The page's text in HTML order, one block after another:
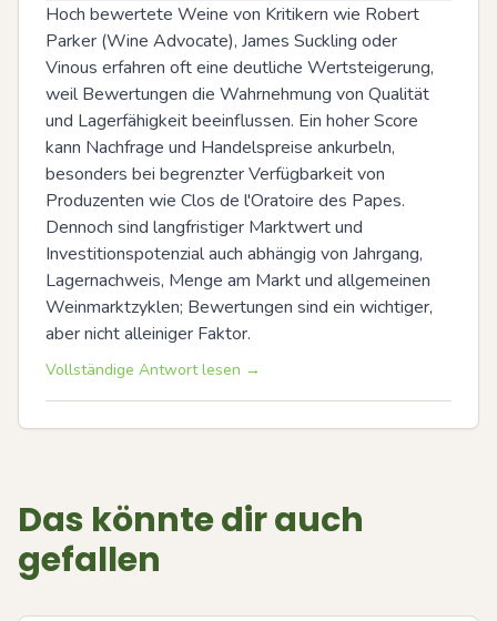
Hoch bewertete Weine von Kritikern wie Robert
Parker (Wine Advocate), James Suckling oder
Vinous erfahren oft eine deutliche Wertsteigerung,
weil Bewertungen die Wahrnehmung von Qualität
und Lagerfähigkeit beeinflussen. Ein hoher Score
kann Nachfrage und Handelspreise ankurbeln,
besonders bei begrenzter Verfügbarkeit von
Produzenten wie Clos de l'Oratoire des Papes.
Dennoch sind langfristiger Marktwert und
Investitionspotenzial auch abhängig von Jahrgang,
Lagernachweis, Menge am Markt und allgemeinen
Weinmarktzyklen; Bewertungen sind ein wichtiger,
aber nicht alleiniger Faktor.
Vollständige Antwort lesen →
Das könnte dir auch
gefallen